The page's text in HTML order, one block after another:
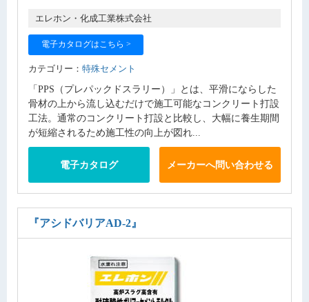
エレホン・化成工業株式会社
電子カタログはこちら >
カテゴリー： 特殊セメント
「PPS（プレパックドスラリー）」とは、平滑にならした
骨材の上から流し込むだけで施工可能なコンクリート打設
工法。通常のコンクリート打設と比較し、大幅に養生期間
が短縮されるため施工性の向上が図れ...
電子カタログ メーカーへ問い合わせる
『アシドバリアAD-2』